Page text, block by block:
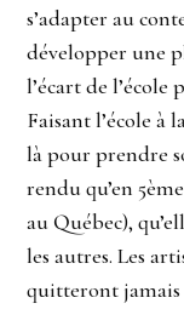
s’adapter au
développer une
l’écart de l’école
Faisant l’école à
là pour prendre
rendu qu’en
au Québec),
les autres. Les
quitteront jamais